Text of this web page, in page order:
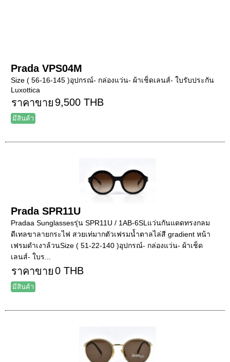
Prada VPS04M
Size ( 56-16-145 )อุปกรณ์- กล่องแว่น- ผ้าเช็ดเลนส์- ใบรับประกัน
Luxottica
ราคาขาย 9,500 THB
มีสินค้า
Prada SPR11U
Pradaa Sunglassesรุ่น SPR11U / 1AB-6SLแว่นกันแดดทรงกลม
ดีเทลขาลายกระไฟ สวยเท่มากตัวเฟรมน้ำตาลไล่สี gradient หน้า
เฟรมดำเงาล้วนSize ( 51-22-140 )อุปกรณ์- กล่องแว่น- ผ้าเช็ด
เลนส์- ใบร...
ราคาขาย0 THB
มีสินค้า